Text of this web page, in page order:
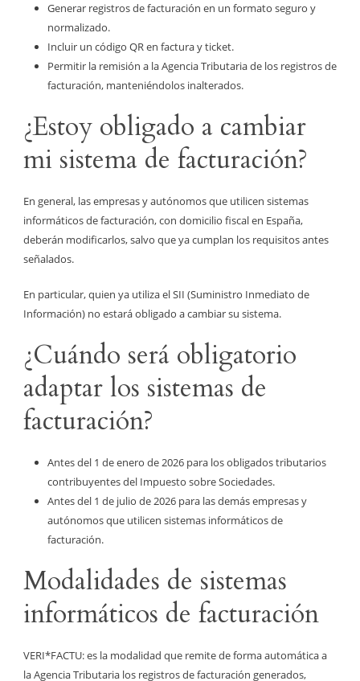
Generar registros de facturación en un formato seguro y
normalizado.
Incluir un código QR en factura y ticket.
Permitir la remisión a la Agencia Tributaria de los registros de
facturación, manteniéndolos inalterados.
¿Estoy obligado a cambiar
mi sistema de facturación?
En general, las empresas y autónomos que utilicen sistemas
informáticos de facturación, con domicilio fiscal en España,
deberán modificarlos, salvo que ya cumplan los requisitos antes
señalados.
En particular, quien ya utiliza el SII (Suministro Inmediato de
Información) no estará obligado a cambiar su sistema.
¿Cuándo será obligatorio
adaptar los sistemas de
facturación?
Antes del 1 de enero de 2026 para los obligados tributarios
contribuyentes del Impuesto sobre Sociedades.
Antes del 1 de julio de 2026 para las demás empresas y
autónomos que utilicen sistemas informáticos de
facturación.
Modalidades de sistemas
informáticos de facturación
VERI*FACTU: es la modalidad que remite de forma automática a
la Agencia Tributaria los registros de facturación generados,